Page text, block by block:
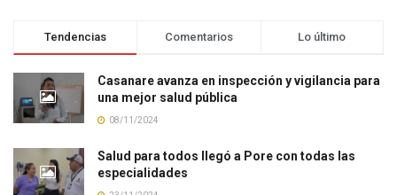
Tendencias Comentarios Lo último
Casanare avanza en inspección y vigilancia para
una mejor salud pública
08/11/2024
Salud para todos llegó a Pore con todas las
especialidades